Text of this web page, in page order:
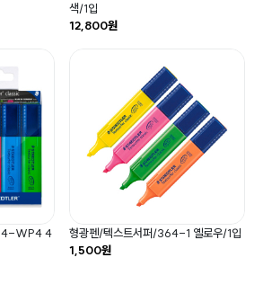
색/1입
12,800원
WP4 4
형광펜/텍스트서퍼/364-1 옐로우/1입
1,500원